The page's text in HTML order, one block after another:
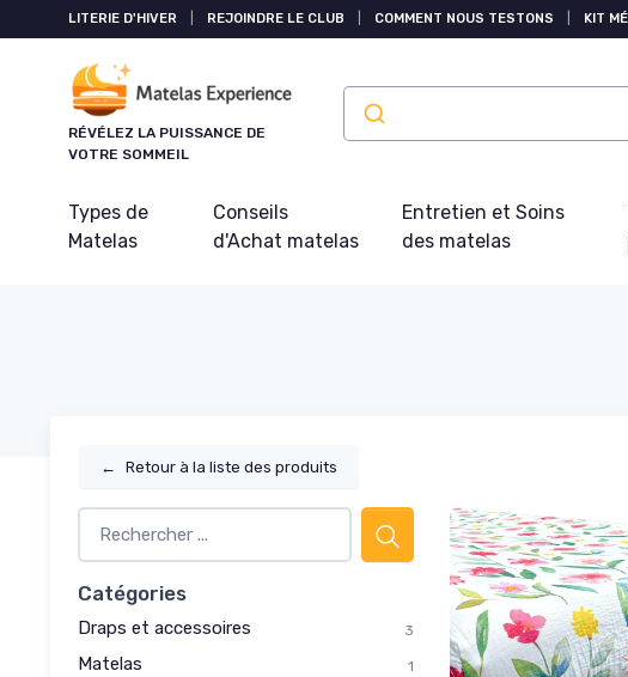
LITERIE D'HIVER REJOINDRE LE CLUB COMMENT NOUS TESTONS KIT
RÉVÉLEZ LA PUISSANCE DE
VOTRE SOMMEIL
Types de
Matelas
Conseils
d'Achat matelas
Entretien et Soins
des matelas
← Retour à la liste des produits
Catégories
Draps et accessoires 3
Matelas 1
Panneau de gestion des cookies